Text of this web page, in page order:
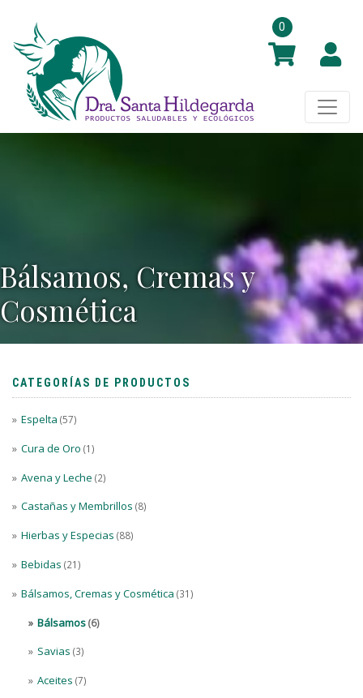
0
Bálsamos, Cremas y
Cosmética
CATEGORÍAS DE PRODUCTOS
Espelta (57)
Cura de Oro (1)
Avena y Leche (2)
Castañas y Membrillos (8)
Hierbas y Especias (88)
Bebidas (21)
Bálsamos, Cremas y Cosmética (31)
Bálsamos(6)
Savias (3)
Aceites (7)